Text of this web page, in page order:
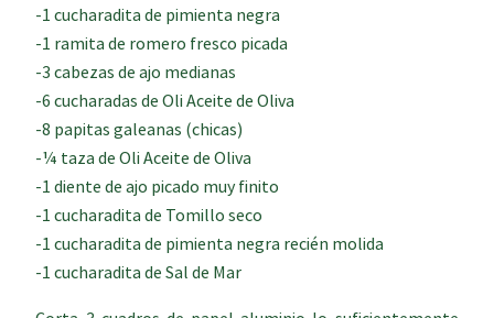
-1 cucharadita de pimienta negra
-1 ramita de romero fresco picada
-3 cabezas de ajo medianas
-6 cucharadas de Oli Aceite de Oliva
-8 papitas galeanas (chicas)
-¼ taza de Oli Aceite de Oliva
-1 diente de ajo picado muy finito
-1 cucharadita de Tomillo seco
-1 cucharadita de pimienta negra recién molida
-1 cucharadita de Sal de Mar